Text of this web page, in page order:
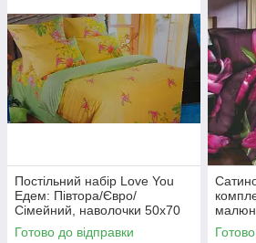
Постільний набір Love You
Едем: Півтора/Євро/
Сімейний, наволочки 50x70
полуторний
Готово до відправки